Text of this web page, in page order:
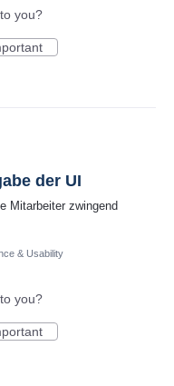
you?
der UI
Mitarbeiter zwingend
& Usability
you?